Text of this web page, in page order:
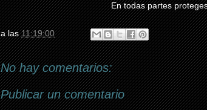
En todas partes
a las11:19:00
No hay comentarios:
Publicar un comentario